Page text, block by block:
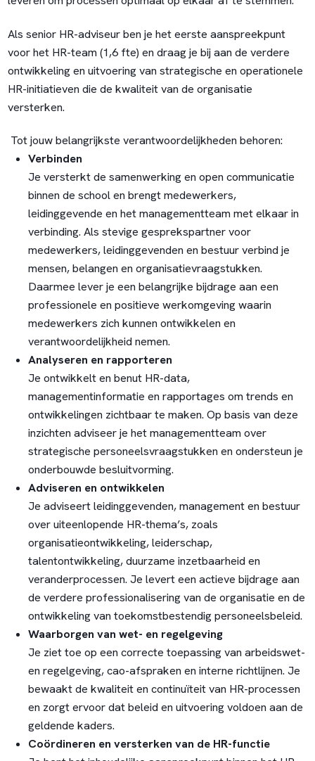
Als senior HR-adviseur ben je het eerste aanspreekpunt
voor het HR-team (1,6 fte) en draag je bij aan de verdere
ontwikkeling en uitvoering van strategische en operationele
HR-initiatieven die de kwaliteit van de organisatie
versterken.
Tot jouw belangrijkste verantwoordelijkheden behoren:
Verbinden
Je versterkt de samenwerking en open communicatie
binnen de school en brengt medewerkers,
leidinggevende en het managementteam met elkaar in
verbinding. Als stevige gesprekspartner voor
medewerkers, leidinggevenden en bestuur verbind je
mensen, belangen en organisatievraagstukken.
Daarmee lever je een belangrijke bijdrage aan een
professionele en positieve werkomgeving waarin
medewerkers zich kunnen ontwikkelen en
verantwoordelijkheid nemen.
Analyseren en rapporteren
Je ontwikkelt en benut HR-data,
managementinformatie en rapportages om trends en
ontwikkelingen zichtbaar te maken. Op basis van deze
inzichten adviseer je het managementteam over
strategische personeelsvraagstukken en ondersteun je
onderbouwde besluitvorming.
Adviseren en ontwikkelen
Je adviseert leidinggevenden, management en bestuur
over uiteenlopende HR-thema’s, zoals
organisatieontwikkeling, leiderschap,
talentontwikkeling, duurzame inzetbaarheid en
veranderprocessen. Je levert een actieve bijdrage aan
de verdere professionalisering van de organisatie en de
ontwikkeling van toekomstbestendig personeelsbeleid.
Waarborgen van wet- en regelgeving
Je ziet toe op een correcte toepassing van arbeidswet-
en regelgeving, cao-afspraken en interne richtlijnen. Je
bewaakt de kwaliteit en continuïteit van HR-processen
en zorgt ervoor dat beleid en uitvoering voldoen aan de
geldende kaders.
Coördineren en versterken van de HR-functie